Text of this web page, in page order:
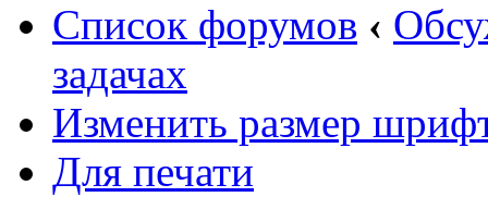
Список форумов ‹
задачах
Изменить размер
Для печати